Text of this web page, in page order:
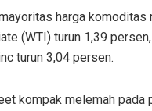
harga
(WTI) turun 1,39
turun 3,04 persen.
kompak melemah